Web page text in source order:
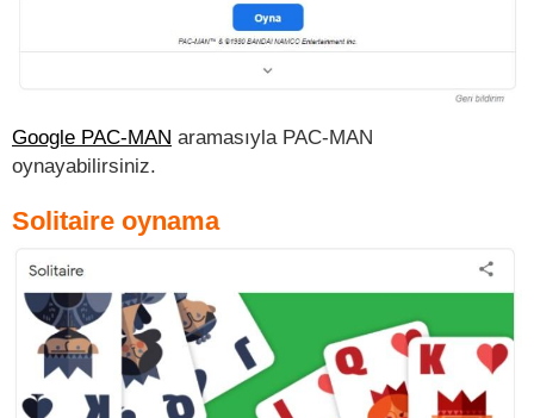
Google PAC-MAN aramasıyla PAC-MAN
oynayabilirsiniz.
Solitaire oynama